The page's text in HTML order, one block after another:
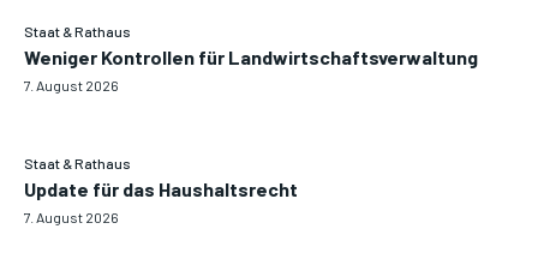
Staat & Rathaus
Weniger Kontrollen für Landwirtschaftsverwaltung
7. August 2026
Staat & Rathaus
Update für das Haushaltsrecht
7. August 2026